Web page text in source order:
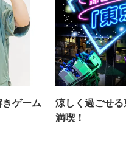
ゲーム
涼しく過ごせ
満喫！